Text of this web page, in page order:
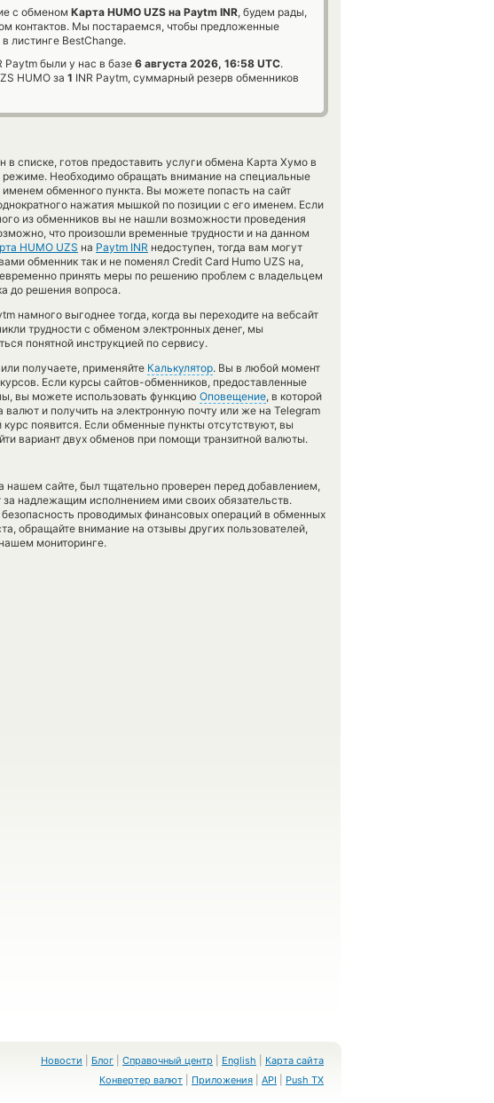
с обменом Карта HUMO UZS на Paytm INR, будем рады,
контактов. Мы постараемся, чтобы предложенные
листинге BestChange.
Paytm были у нас в базе 6 августа 2026, 16:58 UTC.
HUMO за 1 INR Paytm, суммарный резерв обменников
списке, готов предоставить услуги обмена Карта Хумо в
режиме. Необходимо обращать внимание на специальные
обменного пункта. Вы можете попасть на сайт
нажатия мышкой по позиции с его именем. Если
из обменников вы не нашли возможности проведения
что произошли временные трудности и на данном
HUMO UZS на Paytm INR недоступен, тогда вам могут
обменник так и не поменял Credit Card Humo UZS на,
принять меры по решению проблем с владельцем
до решения вопроса.
намного выгоднее тогда, когда вы переходите на вебсайт
трудности с обменом электронных денег, мы
понятной инструкцией по сервису.
получаете, применяйте Калькулятор. Вы в любой момент
Если курсы сайтов-обменников, предоставленные
вы можете использовать функцию Оповещение, в которой
и получить на электронную почту или же на Telegram
появится. Если обменные пункты отсутствуют, вы
вариант двух обменов при помощи транзитной валюты.
сайте, был тщательно проверен перед добавлением,
надлежащим исполнением ими своих обязательств.
проводимых финансовых операций в обменных
обращайте внимание на отзывы других пользователей,
мониторинге.
Новости Блог Справочный центр English
Карта сайта
Конвертер валют
Приложения API Push TX